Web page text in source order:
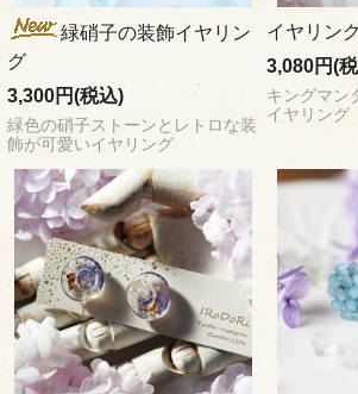
緑硝子の装飾イヤリン
グ
3,300円(税込)
緑色の硝子ストーンとレトロな装
飾が可愛いイヤリング
イヤリン
3,080円(
キングマン
イヤリング